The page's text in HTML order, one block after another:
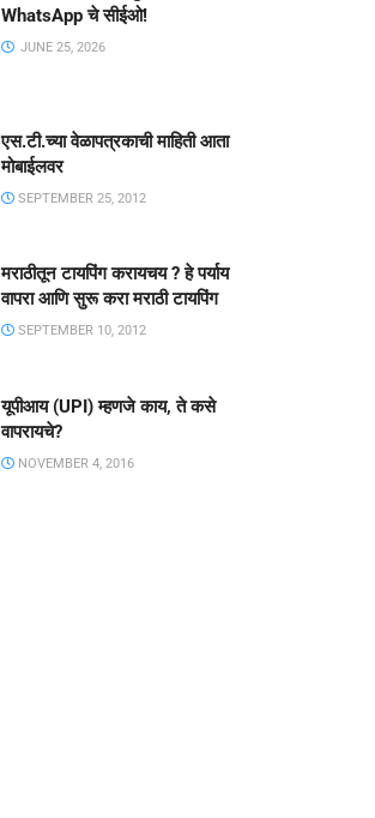
WhatsApp चे सीईओ!
JUNE 25, 2026
एस.टी.च्या वेळापत्रकाची माहिती आता
मोबाईलवर
SEPTEMBER 25, 2012
मराठीतून टायपिंग करायचय ? हे पर्याय
वापरा आणि सुरू करा मराठी टायपिंग
SEPTEMBER 10, 2012
यूपीआय (UPI) म्हणजे काय, ते कसे
वापरायचे?
NOVEMBER 4, 2016